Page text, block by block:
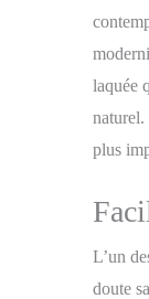
laquée
naturel.
plus
L’un
doute